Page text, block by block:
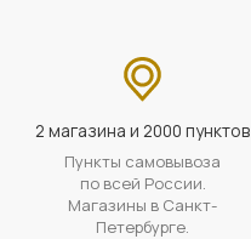
2 магазина и 2000 пунктов
Пункты самовывоза
по всей России.
Магазины в Санкт-
Петербурге.